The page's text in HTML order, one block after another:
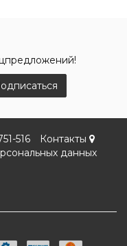
516
Контакты
данных